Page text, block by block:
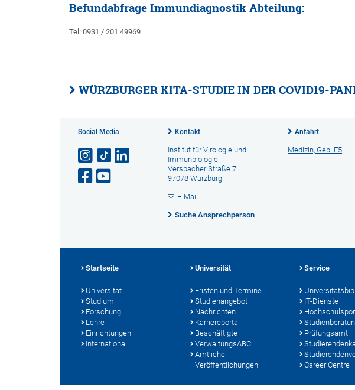
Befundabfrage Immundiagnostik Abteilung:
Tel: 0931 / 201 49969
WÜRZBURGER KITA-STUDIE IN DER COVID19-
Social Media Kontakt
Institut für Virologie und
Immunbiologie
Versbacher Straße 7
97078 Würzburg
E-Mail
Suche Ansprechperson
Anfahrt
Medizin, Geb. E5
Startseite
Universität
Studium
Forschung
Lehre
Einrichtungen
International
Universität
Fristen und Termine
Studienangebot
Nachrichten
Karriereportal
Beschäftigte
VerwaltungsABC
Amtliche
Veröffentlichungen
Service
IT-Dienste
Prüfungsamt
Career Centre